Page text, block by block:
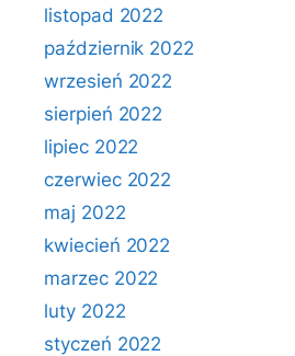
listopad 2022
październik 2022
wrzesień 2022
sierpień 2022
lipiec 2022
czerwiec 2022
maj 2022
kwiecień 2022
marzec 2022
luty 2022
styczeń 2022